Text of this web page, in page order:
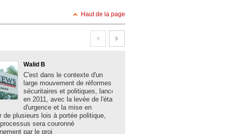
Haut de la page
Walid B
C'est dans le contexte d'un
large mouvement de réformes
sécuritaires et politiques, lancé
en 2011, avec la levée de l'état
d'urgence et la mise en
de plusieurs lois à portée politique,
sera couronné
par le proj